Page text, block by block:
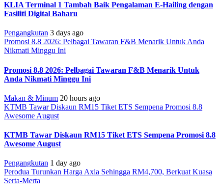
KLIA Terminal 1 Tambah Baik Pengalaman E-Hailing dengan
Fasiliti Digital Baharu
Pengangkutan 3 days ago
Promosi 8.8 2026: Pelbagai Tawaran F&B Menarik Untuk Anda
Nikmati Minggu Ini
Promosi 8.8 2026: Pelbagai Tawaran F&B Menarik Untuk
Anda Nikmati Minggu Ini
Makan & Minum 20 hours ago
KTMB Tawar Diskaun RM15 Tiket ETS Sempena Promosi 8.8
Awesome August
KTMB Tawar Diskaun RM15 Tiket ETS Sempena Promosi 8.8
Awesome August
Pengangkutan 1 day ago
Perodua Turunkan Harga Axia Sehingga RM4,700, Berkuat Kuasa
Serta-Merta